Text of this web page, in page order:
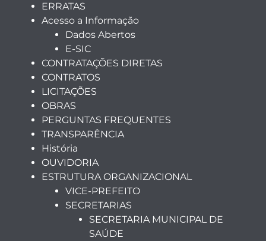
ERRATAS
Acesso a Informação
Dados Abertos
E-SIC
CONTRATAÇÕES DIRETAS
CONTRATOS
LICITAÇÕES
OBRAS
PERGUNTAS FREQUENTES
TRANSPARÊNCIA
História
OUVIDORIA
ESTRUTURA ORGANIZACIONAL
VICE-PREFEITO
SECRETARIAS
SECRETARIA MUNICIPAL DE
SAÚDE